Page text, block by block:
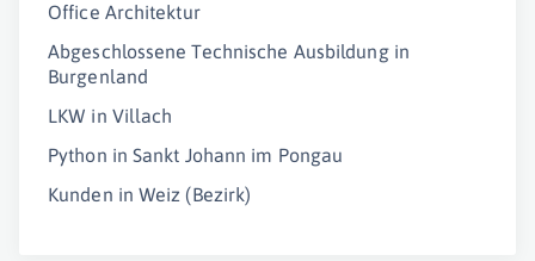
Office Architektur
Abgeschlossene Technische Ausbildung in
Burgenland
LKW in Villach
Python in Sankt Johann im Pongau
Kunden in Weiz (Bezirk)